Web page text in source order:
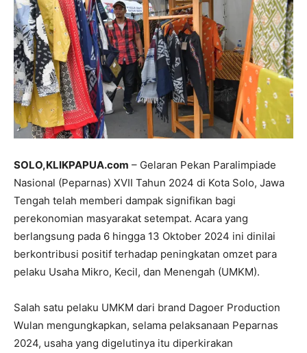
SOLO,KLIKPAPUA.com – Gelaran Pekan Paralimpiade
Nasional (Peparnas) XVII Tahun 2024 di Kota Solo, Jawa
Tengah telah memberi dampak signifikan bagi
perekonomian masyarakat setempat. Acara yang
berlangsung pada 6 hingga 13 Oktober 2024 ini dinilai
berkontribusi positif terhadap peningkatan omzet para
pelaku Usaha Mikro, Kecil, dan Menengah (UMKM).
Salah satu pelaku UMKM dari brand Dagoer Production
Wulan mengungkapkan, selama pelaksanaan Peparnas
2024, usaha yang digelutinya itu diperkirakan